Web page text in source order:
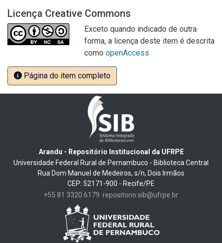
Licença Creative Commons
Exceto quando indicado de outra
forma, a licença deste item é descrita
como openAccess
Página do item completo
Arandu - Repositório Institucional da UFRPE
Universidade Federal Rural de Pernambuco - Biblioteca Central
Rua Dom Manuel de Medeiros, s/n, Dois Irmãos
CEP: 52171-900 - Recife/PE
+55 81 3320 6179 repositorio.sib@ufrpe.br